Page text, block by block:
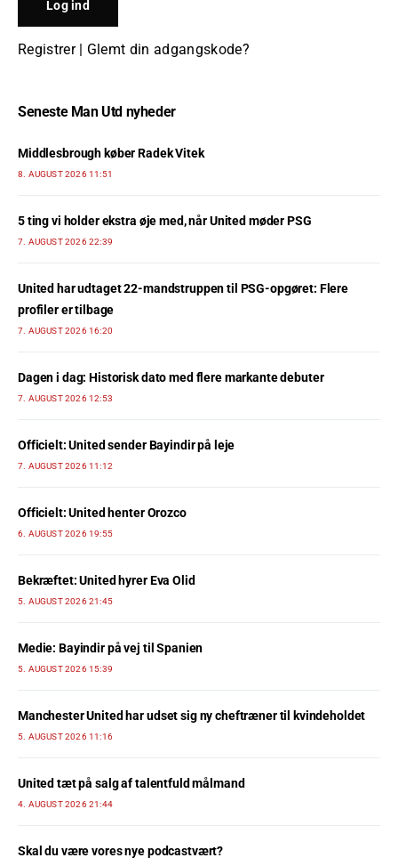
Registrer| Glemt din adgangskode?
Seneste Man Utd nyheder
Middlesbrough køber Radek Vitek
8. AUGUST 2026 11:51
5 ting vi holder ekstra øje med, når United møder PSG
7. AUGUST 2026 22:39
United har udtaget 22-mandstruppen til PSG-opgøret: Flere
profiler er tilbage
7. AUGUST 2026 16:20
Dagen i dag: Historisk dato med flere markante debuter
7. AUGUST 2026 12:53
Officielt: United sender Bayindir på leje
7. AUGUST 2026 11:12
Officielt: United henter Orozco
6. AUGUST 2026 19:55
Bekræftet: United hyrer Eva Olid
5. AUGUST 2026 21:45
Medie: Bayindir på vej til Spanien
5. AUGUST 2026 15:39
Manchester United har udset sig ny cheftræner til kvindeholdet
5. AUGUST 2026 11:16
United tæt på salg af talentfuld målmand
4. AUGUST 2026 21:44
Skal du være vores nye podcastvært?